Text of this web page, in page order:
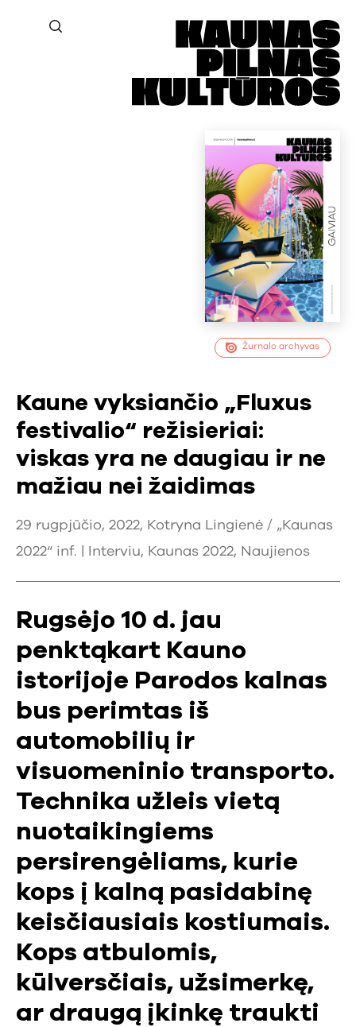
Žurnalo archyvas
Kaune vyksiančio „Fluxus
festivalio“ režisieriai:
viskas yra ne daugiau ir ne
mažiau nei žaidimas
29 rugpjūčio, 2022, Kotryna Lingienė / „Kaunas
2022“ inf. |
Interviu, Kaunas 2022, Naujienos
Rugsėjo 10 d. jau
penktąkart Kauno
istorijoje Parodos kalnas
bus perimtas iš
automobilių ir
visuomeninio transporto.
Technika užleis vietą
nuotaikingiems
persirengėliams, kurie
kops į kalną pasidabinę
keisčiausiais kostiumais.
Kops atbulomis,
kūlversčiais, užsimerkę,
ar draugą įkinkę traukti